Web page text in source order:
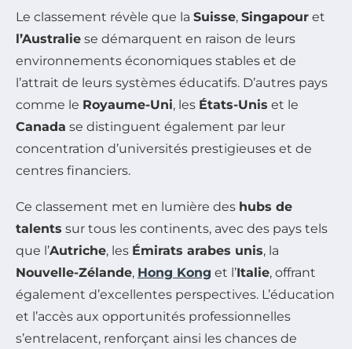
Le classement révèle que la Suisse, Singapour et
l’Australie se démarquent en raison de leurs
environnements économiques stables et de
l’attrait de leurs systèmes éducatifs. D’autres pays
comme le Royaume-Uni, les États-Unis et le
Canada se distinguent également par leur
concentration d’universités prestigieuses et de
centres financiers.
Ce classement met en lumière des hubs de
talents sur tous les continents, avec des pays tels
que l’Autriche, les Émirats arabes unis, la
Nouvelle-Zélande, Hong Kong et l’Italie, offrant
également d’excellentes perspectives. L’éducation
et l’accès aux opportunités professionnelles
s’entrelacent, renforçant ainsi les chances de